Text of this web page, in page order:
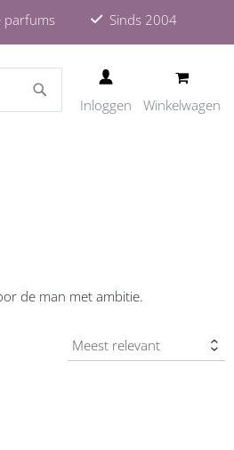
parfums Sinds 2004
Inloggen Winkelwagen
de man met ambitie.